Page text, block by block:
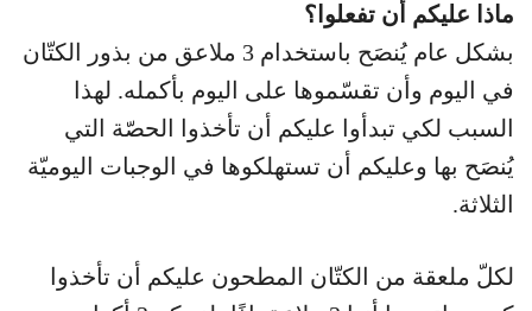
ماذا عليكم أن تفعلوا؟
بشكل عام يُنصَح باستخدام 3 ملاعق من بذور الكتّان
في اليوم وأن تقسّموها على اليوم بأكمله. لهذا
السبب لكي تبدأوا عليكم أن تأخذوا الحصّة التي
يُنصَح بها وعليكم أن تستهلكوها في الوجبات اليوميّة
الثلاثة.
لكلّ ملعقة من الكتّان المطحون عليكم أن تأخذوا